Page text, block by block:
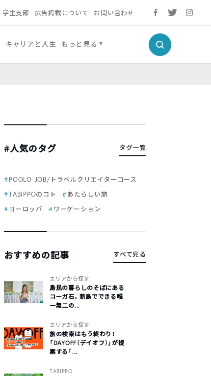
学生支部 広告掲載について お問い合わせ
キャリアと人生 もっと見る
#人気のタグ タグ一覧
POOLO JOB/トラベルクリエイターコース
TABIPPOのコト
あたらしい旅
ヨーロッパ
ワーケーション
おすすめの記事 すべて見る
エリアから探す
島民の暮らしのそばにある
コーガ石。新島でできる唯
一無二の...
エリアから探す
旅の検索はもう終わり！
「DAYOFF（デイオフ）」が提
案する「...
TABIPPO